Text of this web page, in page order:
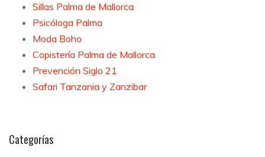
Sillas Palma de Mallorca
Psicóloga Palma
Moda Boho
Copistería Palma de Mallorca
Prevención Siglo 21
Safari Tanzania y Zanzibar
Categorías